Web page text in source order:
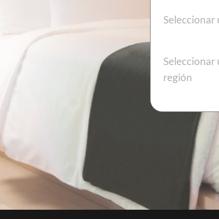
Eres dueño de un hotel o un camping y deseas poner
tu establecimiento en venta.
SOLICITE UNA CITA
Conozca a un asesor de GRAVITAO para
implementar su proyecto de venta.
¿CUÁNTO VALE MI EMPRESA
EN EL MERCADO, HOY?
Haga que se establezca una valoración de su
hotel o camping por profesionales
especializados. Con GRAVITAO, las valoraciones
no le cuestan nada, son gratuitas.
Seleccionar
Seleccionar
región